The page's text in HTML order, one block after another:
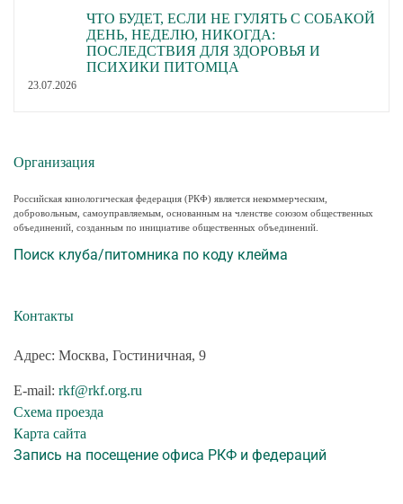
ЧТО БУДЕТ, ЕСЛИ НЕ ГУЛЯТЬ С СОБАКОЙ
ДЕНЬ, НЕДЕЛЮ, НИКОГДА:
ПОСЛЕДСТВИЯ ДЛЯ ЗДОРОВЬЯ И
ПСИХИКИ ПИТОМЦА
23.07.2026
Организация
Российская кинологическая федерация (РКФ) является некоммерческим,
добровольным, самоуправляемым, основанным на членстве союзом общественных
объединений, созданным по инициативе общественных объединений.
Поиск клуба/питомника по коду клейма
Контакты
Адрес: Москва, Гостиничная, 9
E-mail: rkf@rkf.org.ru
Схема проезда
Карта сайта
Запись на посещение офиса РКФ и федераций